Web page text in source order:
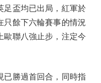
足盃均已出局，紅軍於
只餘下六輪賽事的情況
歐聯八強止步，注定今
勝過首回合，同時指